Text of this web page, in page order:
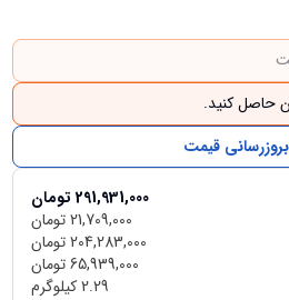
حاصل کنید.
بروزرسانی قیمت
291,931,000 تومان
21,709,000تومان
204,283,000تومان
65,939,000تومان
2.29کیلوگرم